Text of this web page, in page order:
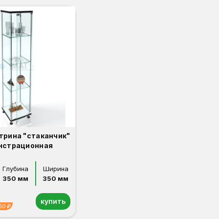
"стаканчик"
Глубина
350 мм
Ширина
350 мм
₽
купить